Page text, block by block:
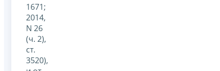
1671;
2014,
N 26
(ч. 2),
ст.
3520),